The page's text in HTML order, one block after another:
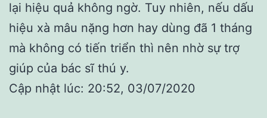
lại hiệu quả không ngờ. Tuy nhiên, nếu dấu
hiệu xà mâu nặng hơn hay dùng đã 1 tháng
mà không có tiến triển thì nên nhờ sự trợ
giúp của bác sĩ thú y.
Cập nhật lúc: 20:52, 03/07/2020